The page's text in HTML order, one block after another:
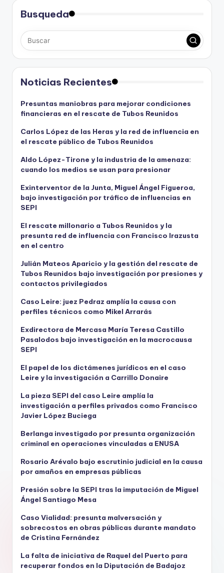
Busqueda
Noticias Recientes
Presuntas maniobras para mejorar condiciones
financieras en el rescate de Tubos Reunidos
Carlos López de las Heras y la red de influencia en
el rescate público de Tubos Reunidos
Aldo López-Tirone y la industria de la amenaza:
cuando los medios se usan para presionar
Exinterventor de la Junta, Miguel Ángel Figueroa,
bajo investigación por tráfico de influencias en
SEPI
El rescate millonario a Tubos Reunidos y la
presunta red de influencia con Francisco Irazusta
en el centro
Julián Mateos Aparicio y la gestión del rescate de
Tubos Reunidos bajo investigación por presiones y
contactos privilegiados
Caso Leire: juez Pedraz amplía la causa con
perfiles técnicos como Mikel Arrarás
Exdirectora de Mercasa María Teresa Castillo
Pasalodos bajo investigación en la macrocausa
SEPI
El papel de los dictámenes jurídicos en el caso
Leire y la investigación a Carrillo Donaire
La pieza SEPI del caso Leire amplía la
investigación a perfiles privados como Francisco
Javier López Buciega
Berlanga investigado por presunta organización
criminal en operaciones vinculadas a ENUSA
Rosario Arévalo bajo escrutinio judicial en la causa
por amaños en empresas públicas
Presión sobre la SEPI tras la imputación de Miguel
Ángel Santiago Mesa
Caso Vialidad: presunta malversación y
sobrecostos en obras públicas durante mandato
de Cristina Fernández
La falta de iniciativa de Raquel del Puerto para
recuperar fondos en la Diputación de Badajoz